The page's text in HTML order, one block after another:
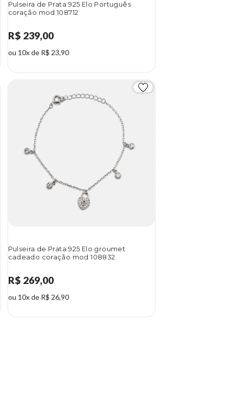
Pulseira de Prata 925 Elo Português
coração mod 108712
R$ 239,00
ou 10x de R$ 23,90
Pulseira de Prata 925 Elo groumet
cadeado coração mod 108832
R$ 269,00
ou 10x de R$ 26,90